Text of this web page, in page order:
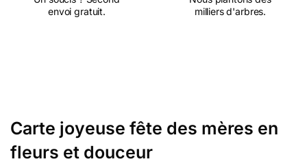
envoi gratuit.
milliers d'arbres.
Carte joyeuse fête des mères en
fleurs et douceur